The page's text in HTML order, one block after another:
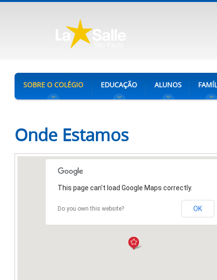
SOBRE O COLÉGIO EDUCAÇÃO ALUNOS
Onde Estamos
This page can't load Google Maps correctly.
Do you own this website? OK